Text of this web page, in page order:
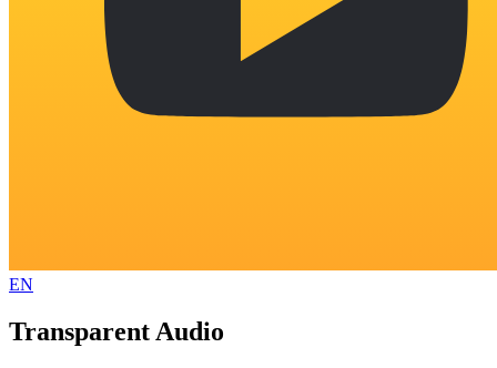
EN
Transparent Audio